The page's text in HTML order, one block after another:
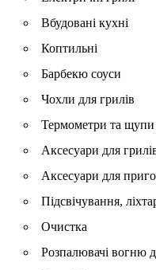
Вбудовані кухні
Коптильні
Барбекю соуси
Чохли для грилів
Термометри та щупи
Аксесуари для
Аксесуари для
Підсвічування,
Очистка
Розпалювачі вогню